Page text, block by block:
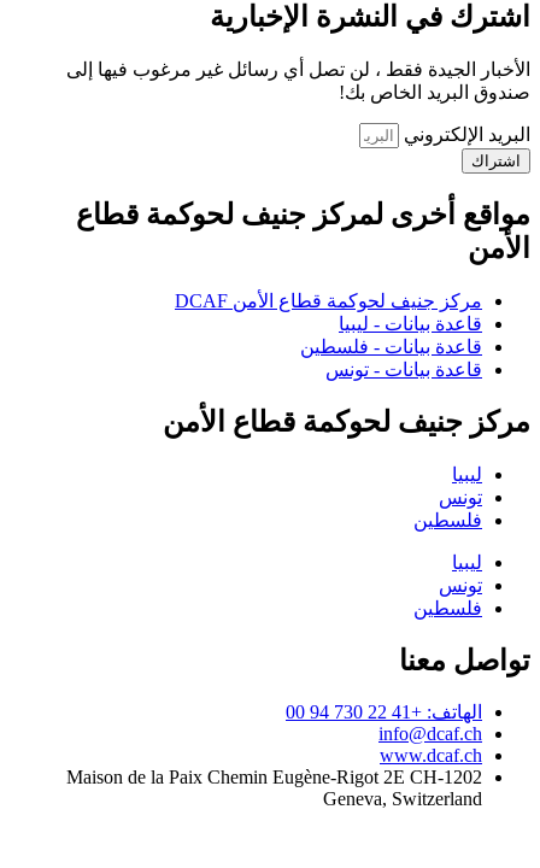
اشترك في النشرة الإخبارية
الأخبار الجيدة فقط ، لن تصل أي رسائل غير مرغوب فيها إلى
صندوق البريد الخاص بك!
البريد الإلكتروني
اشتراك
مواقع أخرى لمركز جنيف لحوكمة قطاع
الأمن
مركز جنيف لحوكمة قطاع الأمن DCAF
قاعدة بيانات - ليبيا
قاعدة بيانات - فلسطين
قاعدة بيانات - تونس
مركز جنيف لحوكمة قطاع الأمن
ليبيا
تونس
فلسطين
ليبيا
تونس
فلسطين
تواصل معنا
الهاتف: +41 22 730 94 00
info@dcaf.ch
www.dcaf.ch
Maison de la Paix Chemin Eugène-Rigot 2E CH-1202
Geneva, Switzerland